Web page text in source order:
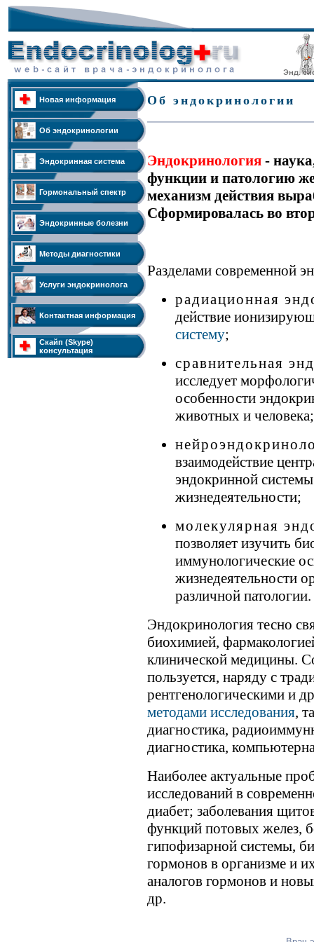
Новая информация
Об эндокринологии
Эндокринная система
Гормональный спектр
Эндокринные болезни
Методы диагностики
Услуги эндокринолога
Контактная информация
Скайп (Skype)
консультация
Об эндокринологии
Эндокринология -
функции и патологию
механизм действия
Сформировалась во
Разделами современной
радиационная
действие
систему;
сравнительная
исследует
особенности
животных и человека;
взаимодействие
эндокринной
жизнедеятельности;
молекулярная
позволяет изучить
иммунологические
жизнедеятельности
различной патологии.
Эндокринология тесно
биохимией,
клинической медицины.
пользуется, наряду с
рентгенологическими и
методами исследования,
диагностика,
диагностика,
Наиболее актуальные
исследований в
диабет; заболевания
функций потовых желез,
гипофизарной системы,
гормонов в организме и
аналогов гормонов и
др.